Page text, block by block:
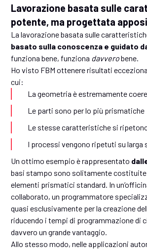
Lavorazione basata sulle
potente, ma progettata
La lavorazione basata sulle
basato sulla conoscenza e guidato
funziona bene, funziona davverobene.
Ho visto FBM ottenere risultati
cui:
La geometria è estremamente
Le parti sono per lo più prismatiche
Le stesse caratteristiche si
I processi vengono ripetuti su larga
Un ottimo esempio è rappresentato
basi stampo sono solitamente costituite
elementi prismatici standard. In
collaborato, un programmatore
quasi esclusivamente per la creazione
riducendo i tempi di programmazione di
davvero un grande vantaggio.
Allo stesso modo, nelle applicazioni